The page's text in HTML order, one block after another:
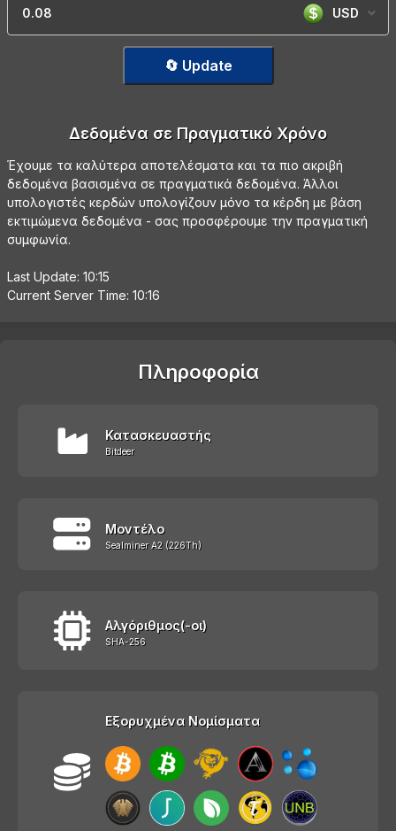
USD
🔄 Update
Δεδομένα σε Πραγματικό Χρόνο
Έχουμε τα καλύτερα αποτελέσματα και τα πιο ακριβή
δεδομένα βασισμένα σε πραγματικά δεδομένα. Άλλοι
υπολογιστές κερδών υπολογίζουν μόνο τα κέρδη με βάση
εκτιμώμενα δεδομένα - σας προσφέρουμε την πραγματική
συμφωνία.
Last Update: 10:15
Current Server Time: 10:16
Πληροφορία
Κατασκευαστής
Bitdeer
Μοντέλο
Sealminer A2 (226Th)
Αλγόριθμος(-οι)
SHA-256
Εξορυχμένα Νομίσματα